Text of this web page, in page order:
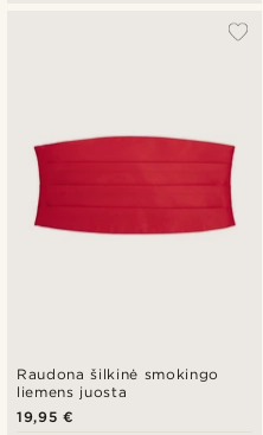
Raudona šilkinė smokingo
liemens juosta
19,95 €